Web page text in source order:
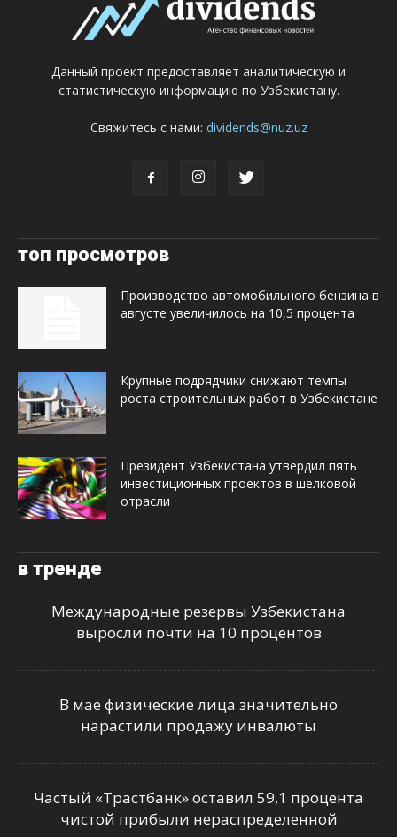
Данный проект предоставляет аналитическую и
статистическую информацию по Узбекистану.
Свяжитесь с нами: dividends@nuz.uz
топ просмотров
Производство автомобильного бензина в
августе увеличилось на 10,5 процента
Крупные подрядчики снижают темпы
роста строительных работ в Узбекистане
Президент Узбекистана утвердил пять
инвестиционных проектов в шелковой
отрасли
в тренде
Международные резервы Узбекистана
выросли почти на 10 процентов
В мае физические лица значительно
нарастили продажу инвалюты
Частый «Трастбанк» оставил 59,1 процента
чистой прибыли нераспределенной